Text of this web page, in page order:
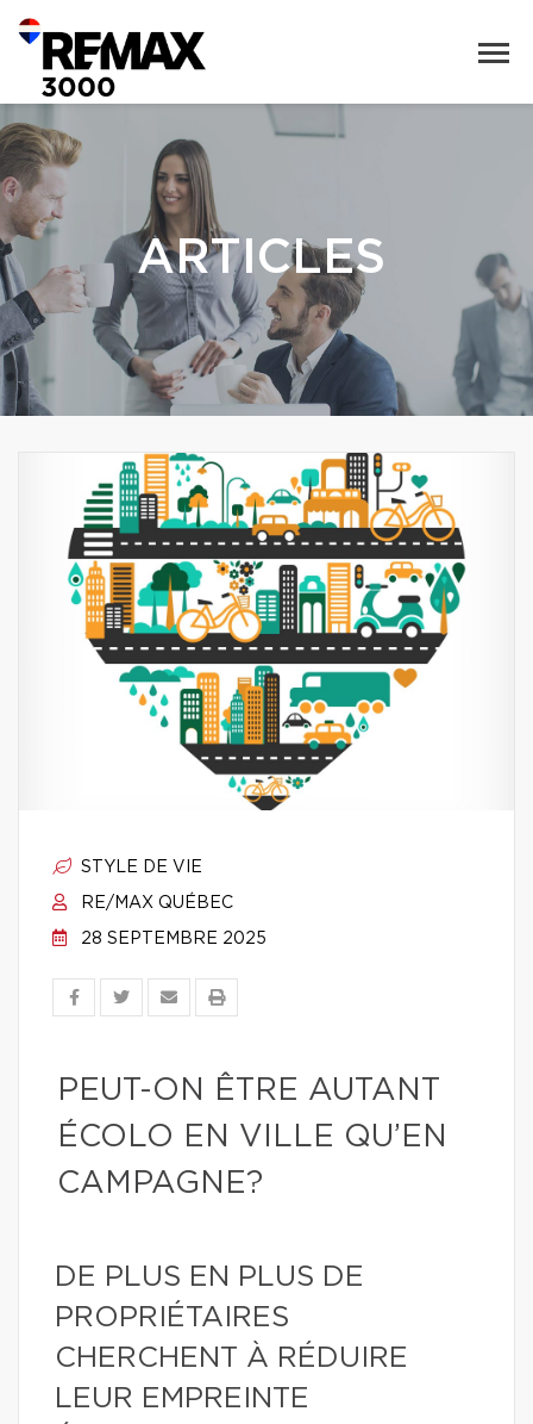
ARTICLES
STYLE DE VIE
RE/MAX QUÉBEC
28 SEPTEMBRE 2025
PEUT-ON ÊTRE AUTANT
ÉCOLO EN VILLE QU’EN
CAMPAGNE?
DE PLUS EN PLUS DE
PROPRIÉTAIRES
CHERCHENT À RÉDUIRE
LEUR EMPREINTE